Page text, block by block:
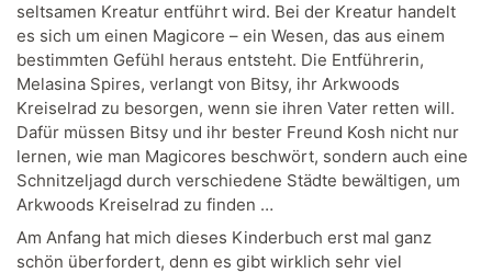
seltsamen Kreatur entführt wird. Bei der Kreatur handelt
es sich um einen Magicore – ein Wesen, das aus einem
bestimmten Gefühl heraus entsteht. Die Entführerin,
Melasina Spires, verlangt von Bitsy, ihr Arkwoods
Kreiselrad zu besorgen, wenn sie ihren Vater retten will.
Dafür müssen Bitsy und ihr bester Freund Kosh nicht nur
lernen, wie man Magicores beschwört, sondern auch eine
Schnitzeljagd durch verschiedene Städte bewältigen, um
Arkwoods Kreiselrad zu finden …
Am Anfang hat mich dieses Kinderbuch erst mal ganz
schön überfordert, denn es gibt wirklich sehr viel